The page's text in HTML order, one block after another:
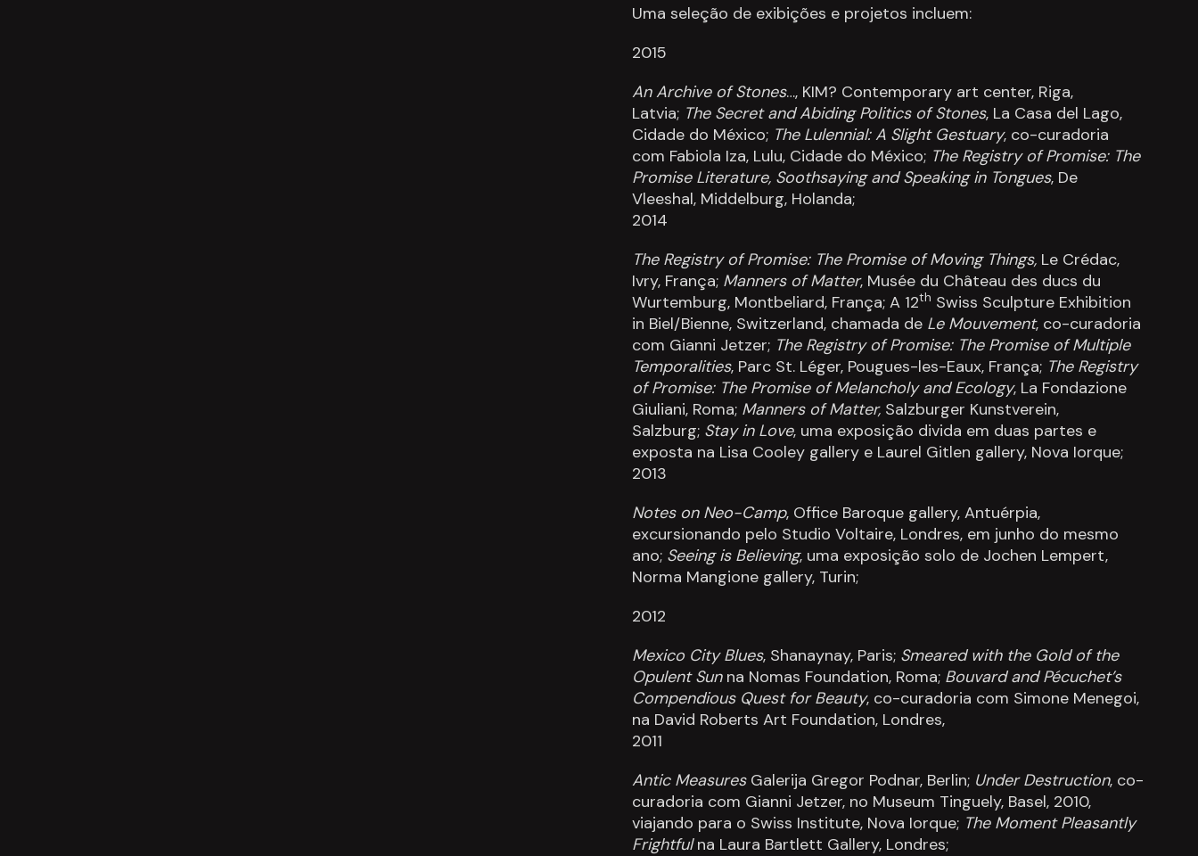
Uma seleção de exibições e projetos incluem:
2015
An Archive of Stones…, KIM? Contemporary art center, Riga,
Latvia; The Secret and Abiding Politics of Stones, La Casa del Lago,
Cidade do México; The Lulennial: A Slight Gestuary, co-curadoria
com Fabiola Iza, Lulu, Cidade do México; The Registry of Promise: The
Promise Literature, Soothsaying and Speaking in Tongues, De
Vleeshal, Middelburg, Holanda;
2014
The Registry of Promise: The Promise of Moving Things, Le Crédac,
Ivry, França; Manners of Matter, Musée du Château des ducs du
Wurtemburg, Montbeliard, França; A 12th Swiss Sculpture Exhibition
in Biel/Bienne, Switzerland, chamada de Le Mouvement, co-curadoria
com Gianni Jetzer; The Registry of Promise: The Promise of Multiple
Temporalities, Parc St. Léger, Pougues-les-Eaux, França; The Registry
of Promise: The Promise of Melancholy and Ecology, La Fondazione
Giuliani, Roma; Manners of Matter, Salzburger Kunstverein,
Salzburg; Stay in Love, uma exposição divida em duas partes e
exposta na Lisa Cooley gallery e Laurel Gitlen gallery, Nova Iorque;
2013
Notes on Neo-Camp, Office Baroque gallery, Antuérpia,
excursionando pelo Studio Voltaire, Londres, em junho do mesmo
ano; Seeing is Believing, uma exposição solo de Jochen Lempert,
Norma Mangione gallery, Turin;
2012
Mexico City Blues, Shanaynay, Paris; Smeared with the Gold of the
Opulent Sunna Nomas Foundation, Roma; Bouvard and Pécuchet’s
Compendious Quest for Beauty, co-curadoria com Simone Menegoi,
na David Roberts Art Foundation, Londres,
2011
Antic Measures Galerija Gregor Podnar, Berlin; Under Destruction, co-
curadoria com Gianni Jetzer, no Museum Tinguely, Basel, 2010,
viajando para o Swiss Institute, Nova Iorque; The Moment Pleasantly
Frightfulna Laura Bartlett Gallery, Londres;